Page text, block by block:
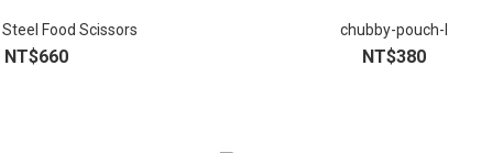
Food Scissors
NT$660
chubby-pouch-l
NT$380